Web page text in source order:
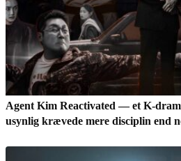
Agent Kim Reactivated — et K-
usynlig krævede mere disciplin end